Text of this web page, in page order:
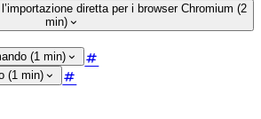
diretta per i browser Chromium (2
min)
(1 min)
(1 min)